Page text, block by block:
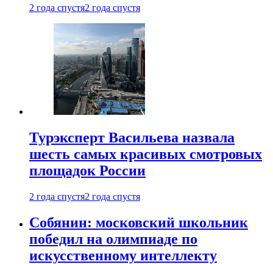
2 года спустя2 года спустя
Турэксперт Васильева назвала
шесть самых красивых смотровых
площадок России
2 года спустя2 года спустя
Собянин: московский школьник
победил на олимпиаде по
искусственному интеллекту